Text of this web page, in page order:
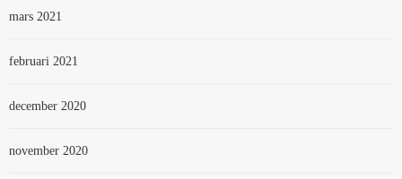
mars 2021
februari 2021
december 2020
november 2020